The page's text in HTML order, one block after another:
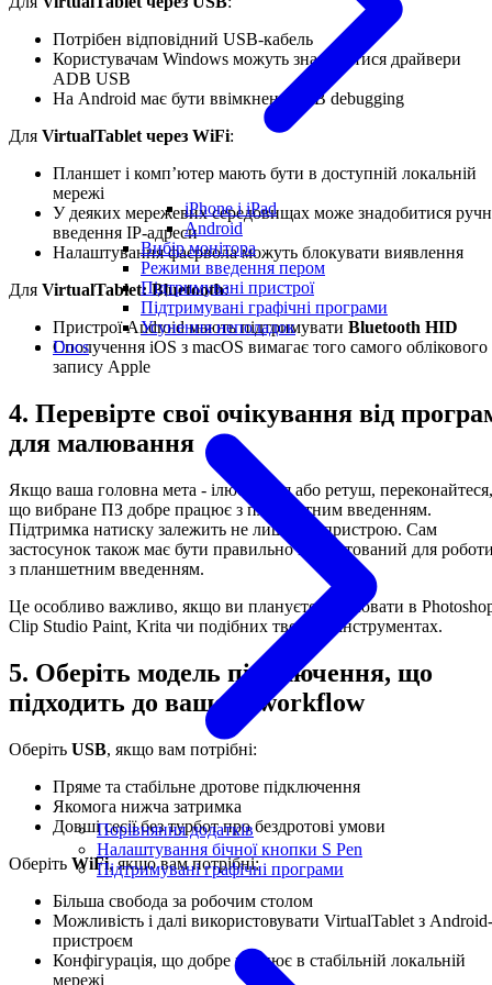
iPhone і iPad
Android
Вибір монітора
Режими введення пером
Підтримувані пристрої
Підтримувані графічні програми
Усунення неполадок
Docs
Порівняння додатків
Налаштування бічної кнопки S Pen
Підтримувані графічні програми
Потрібен відповідний USB-кабель
Користувачам Windows можуть знадобитися драйвери
ADB USB
На Android має бути ввімкнене USB debugging
Для VirtualTablet через WiFi:
Планшет і комп’ютер мають бути в доступній локальній
мережі
У деяких мережевих середовищах може знадобитися
введення IP-адреси
Налаштування фаєрвола можуть блокувати виявлення
Для VirtualTablet: Bluetooth:
Пристрої Android мають підтримувати Bluetooth HID
Сполучення iOS з macOS вимагає того самого облікового
запису Apple
4. Перевірте свої очікування від
для малювання
Якщо ваша головна мета - ілюстрація або ретуш, переконайтеся,
що вибране ПЗ добре працює з планшетним введенням.
Підтримка натиску залежить не лише від пристрою. Сам
застосунок також має бути правильно налаштований для
з планшетним введенням.
Це особливо важливо, якщо ви плануєте працювати в
Clip Studio Paint, Krita чи подібних творчих інструментах.
5. Оберіть модель підключення, що
підходить до вашого workflow
Оберіть USB, якщо вам потрібні:
Пряме та стабільне дротове підключення
Якомога нижча затримка
Довші сесії без турбот про бездротові умови
Оберіть WiFi, якщо вам потрібні:
Більша свобода за робочим столом
Можливість і далі використовувати VirtualTablet з Android-
пристроєм
Конфігурація, що добре працює в стабільній локальній
мережі